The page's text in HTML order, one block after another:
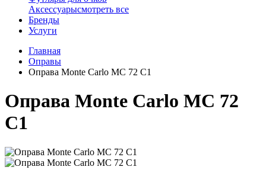
Аксессуарысмотреть все
Бренды
Услуги
Главная
Оправы
Оправа Monte Carlo MC 72 C1
Оправа Monte Carlo MC 72
C1